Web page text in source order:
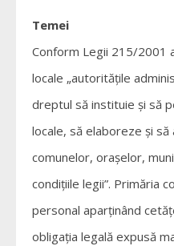
Temei
Conform Legii 215/2001
locale „autorităţile
dreptul să instituie şi să
locale, să elaboreze şi
comunelor, oraşelor,
condiţiile legii”. Primăria
personal aparținând
obligația legală expusă